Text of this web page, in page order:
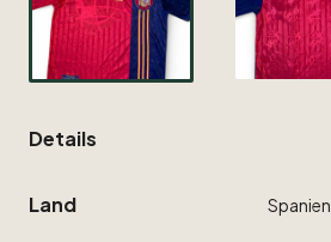
Details
Land Spanien